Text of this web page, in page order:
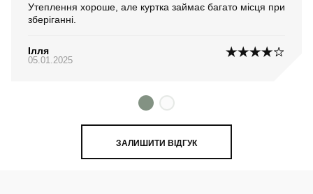
Утеплення хороше, але куртка займає багато місця при
зберіганні.
Ілля
05.01.2025
ЗАЛИШИТИ ВІДГУК